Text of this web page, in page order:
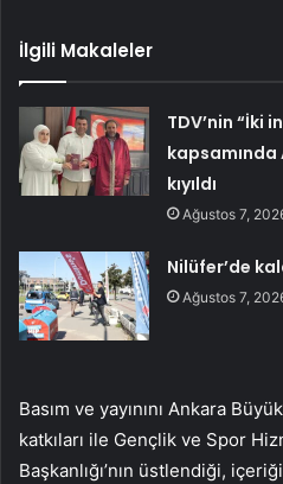
İlgili Makaleler
TDV’nin “İki
kapsamında
kıyıldı
Ağustos 7,
Nilüfer’de
Ağustos 7,
Basım ve yayınını Ankara
katkıları ile Gençlik ve Spor
Başkanlığı’nın üstlendiği,